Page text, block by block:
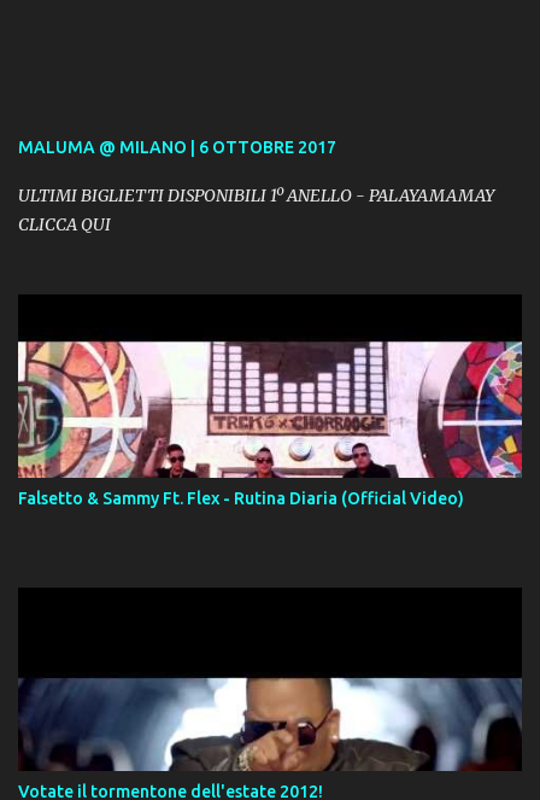
MALUMA @ MILANO | 6 OTTOBRE 2017
ULTIMI BIGLIETTI DISPONIBILI 1º ANELLO - PALAYAMAMAY
CLICCA QUI
Falsetto & Sammy Ft. Flex - Rutina Diaria (Official Video)
Votate il tormentone dell'estate 2012!